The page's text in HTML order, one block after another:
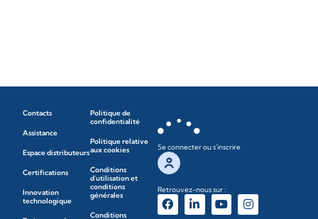
Contacts
Assistance
Espace distributeurs
Certifications
Innovation
technologique
Politique de
confidentialité
Politique relative
aux cookies
Conditions
d'utilisation et
conditions
générales
Conditions
Se connecter ou s'inscrire
Retrouvez-nous sur :